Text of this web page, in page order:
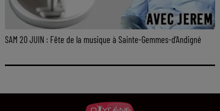
SAM 20 JUIN : Fête de la musique à Sainte-Gemmes-d’Andigné